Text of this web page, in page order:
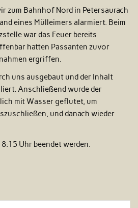
zum Bahnhof Nord in Petersaurach
eines Mülleimers alarmiert. Beim
war das Feuer bereits
hatten Passanten zuvor
ergriffen.
uns ausgebaut und der Inhalt
Anschließend wurde der
mit Wasser geflutet, um
und danach wieder
Uhr beendet werden.